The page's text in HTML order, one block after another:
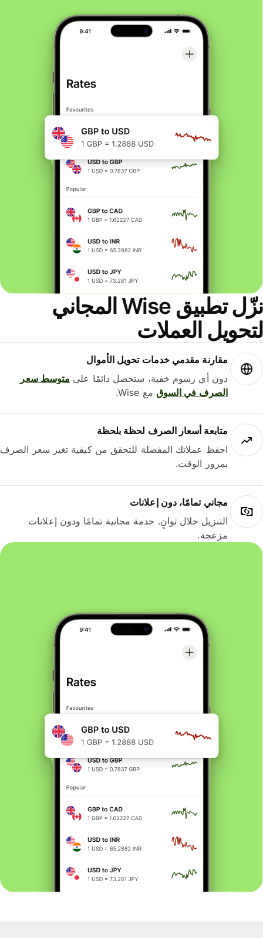
نزّل تطبيق Wise المجاني
العملات
مقارنة مقدمي خدمات تحويل الأموال
دون أي رسوم خفية، ستحصل دائمًا علىمتوسط ​​سعر
الصرف في السوقمع Wise.
متابعة أسعار الصرف لحظة بلحظة
احفظ عملاتك المفضلة للتحقق من كيفية تغير سعر الصرف
بمرور الوقت.
مجاني تمامًا، دون إعلانات
التنزيل خلال ثوانٍ. خدمة مجانية تمامًا ودون إعلانات
مزعجة.